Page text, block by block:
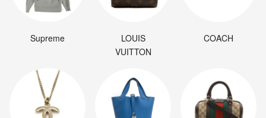
Supreme
LOUIS
VUITTON
COACH